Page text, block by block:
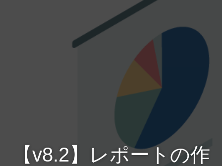
【v8.2】レポートの作